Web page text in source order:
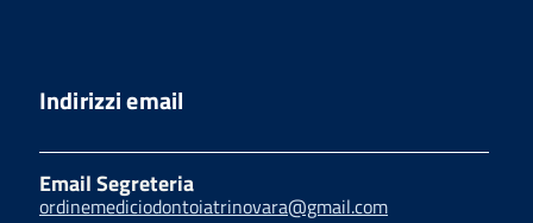
Indirizzi email
Email Segreteria
ordinemediciodontoiatrinovara@gmail.com